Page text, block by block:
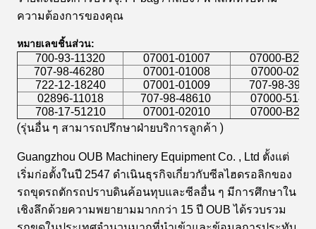
ความต้องการของคุณ
หมายเลขชิ้นส่วน:
700-93-11320 07001-01007
07000-
707-98-46280
07001-01008
07000-
722-12-18240
07001-01009
707-98-
02896-11018
707-98-48610
07000-
708-17-51210
07001-02010 07000-
(รุ่นอื่น ๆ สามารถปรึกษาฝ่ายบริการลูกค้า )
Guangzhou OUB Machinery Equipment Co. , Ltd ตั้งแต่
เริ่มก่อตั้งในปี 2547 ดำเนินธุรกิจเกี่ยวกับซีลไฮดรอลิกของ
รถขุดรถตักรถปราบดินค้อนทุบและซีลอื่น ๆ มีการศึกษาใน
เชิงลึกด้วยความพยายามมากกว่า 15 ปี OUB ได้รวบรวม